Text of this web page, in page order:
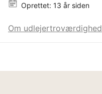
Oprettet: 13 år siden
Om udlejertroværdighed